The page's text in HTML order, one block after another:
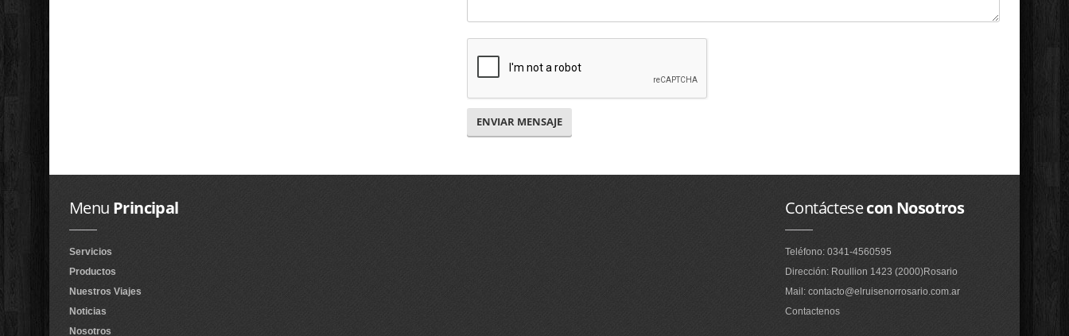
ENVIAR MENSAJE
Menu Principal
Servicios
Productos
Nuestros Viajes
Noticias
Nosotros
Contáctesecon Nosotros
Teléfono: 0341-4560595
Dirección: Roullion 1423 (2000)Rosario
Mail: contacto@elruisenorrosario.com.ar
Contactenos